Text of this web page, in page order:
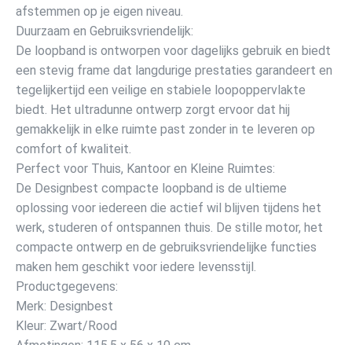
afstemmen op je eigen niveau.
Duurzaam en Gebruiksvriendelijk:
De loopband is ontworpen voor dagelijks gebruik en biedt
een stevig frame dat langdurige prestaties garandeert en
tegelijkertijd een veilige en stabiele loopoppervlakte
biedt. Het ultradunne ontwerp zorgt ervoor dat hij
gemakkelijk in elke ruimte past zonder in te leveren op
comfort of kwaliteit.
Perfect voor Thuis, Kantoor en Kleine Ruimtes:
De Designbest compacte loopband is de ultieme
oplossing voor iedereen die actief wil blijven tijdens het
werk, studeren of ontspannen thuis. De stille motor, het
compacte ontwerp en de gebruiksvriendelijke functies
maken hem geschikt voor iedere levensstijl.
Productgegevens:
Merk: Designbest
Kleur: Zwart/Rood